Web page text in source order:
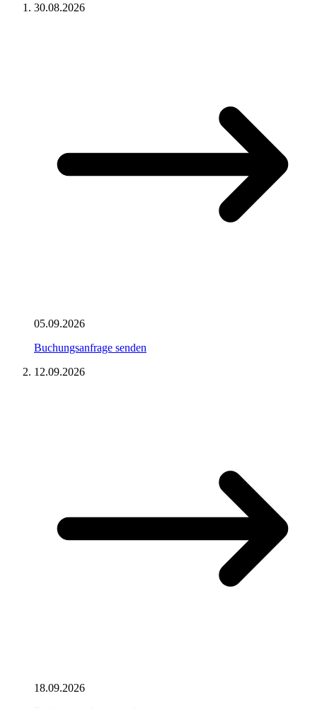
30.08.2026
05.09.2026
Buchungsanfrage senden
12.09.2026
18.09.2026